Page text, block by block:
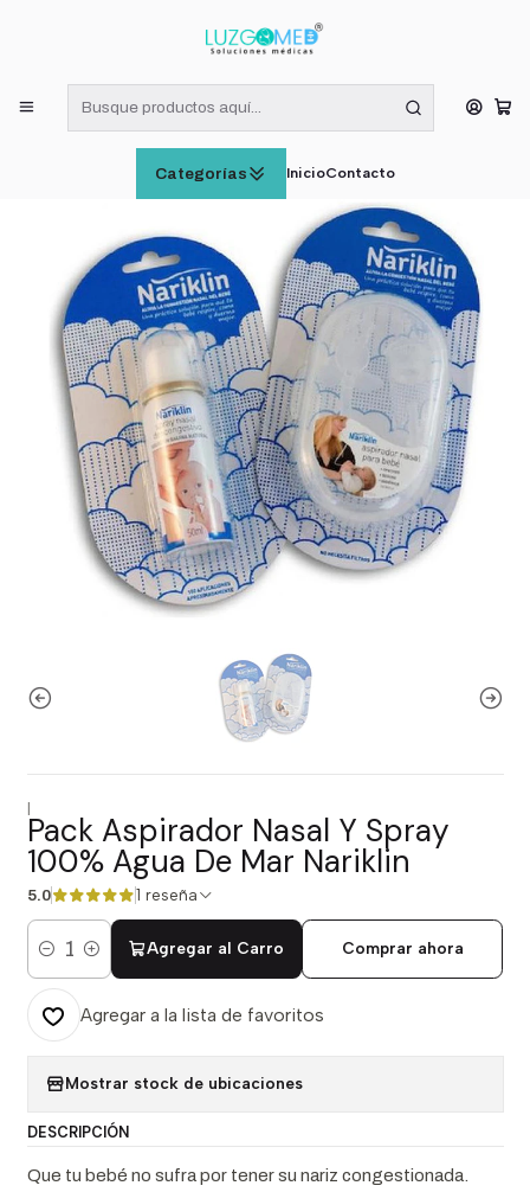
Categorías InicioContacto
¡RECIBE HOY! COMPRAS DE LUNES A VIERNES HASTA LAS 16:00
Inicio
CUIDADO E HIGIENE INFANTIL
Pack Aspirador Nasal Y Spray 100% Agua De Mar Nariklin
Pack Aspirador Nasal Y Spray
100% Agua De Mar Nariklin
5.0 1 reseña
Cantidad
Agregar al Carro Comprar ahora
Agregar a la lista de favoritos
Mostrar stock de ubicaciones
DESCRIPCIÓN
Que tu bebé no sufra por tener su nariz congestionada.